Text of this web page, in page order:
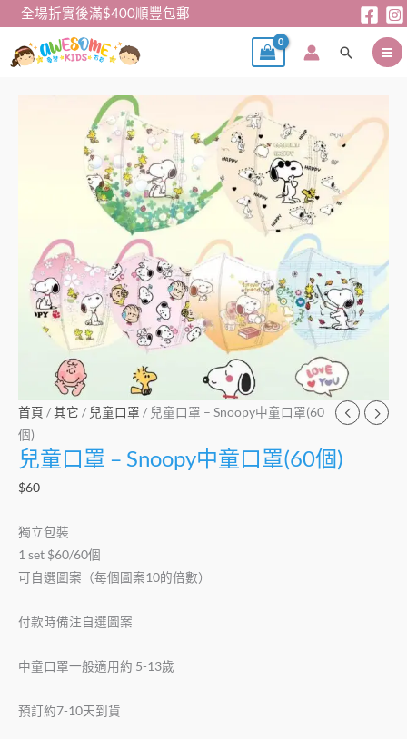
全場折實後滿$400順豐包郵
搜
首頁 /其它 / 兒童口罩 / 兒童口罩 – Snoopy中童口罩(60
個)
兒童口罩 – Snoopy中童口罩(60個)
$60
獨立包裝
1 set $60/60個
可自選圖案（每個圖案10的倍數）
付款時備注自選圖案
中童口罩一般適用約 5-13歲
預訂約7-10天到貨
童
口
罩
(60
量